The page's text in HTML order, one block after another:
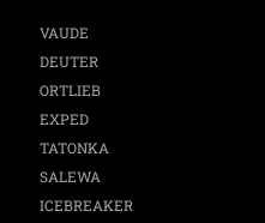
VAUDE
DEUTER
ORTLIEB
EXPED
TATONKA
SALEWA
ICEBREAKER